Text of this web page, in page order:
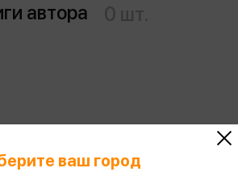
автора
карте
ваш город